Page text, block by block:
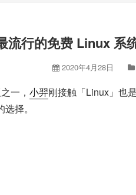
流行的免费 Linux 系
2020年4月28日
一， 小羿刚接触「Linux」也
择。